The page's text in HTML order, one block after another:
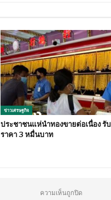
ข่าวเศรษฐกิจ
ประชาชนแห่นำทองขายต่อเนื่อง รับ
ราคา 3 หมื่นบาท
ความเห็นถูกปิด